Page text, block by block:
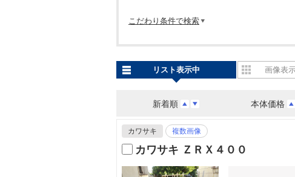
こだわり条件で検索
新着順 本体価格
リスト表示中 画像表
カワサキ 複数画像
カワサキ ＺＲＸ４００